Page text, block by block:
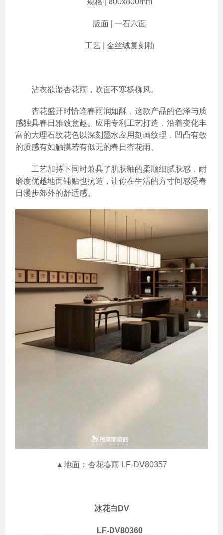
规格 | 800x800mm
版面 | 一石六面
工艺 | 金丝绒复刻釉
沾衣欲湿杏花雨，吹面不寒杨柳风。
杏花盛开时恰逢春雨润如酥，这款产品的色泽与质
感独具春日雅致意趣。应用专利工艺打造，沿着变化丰
富的大理石纹花色以深刻墨水应用刻画纹理，凹凸有致
的质感有如触摸若有似无的春日杏花雨。
工艺加持下同时兼具了肌肤釉的柔顺细腻肤感，耐
磨度优越地面铺贴也抗造，让你在生活的方寸间感受春
日漫步郊外的舒适感。
▲地面：杏花春雨 LF-DV80357
冰花白DV
LF-DV80360